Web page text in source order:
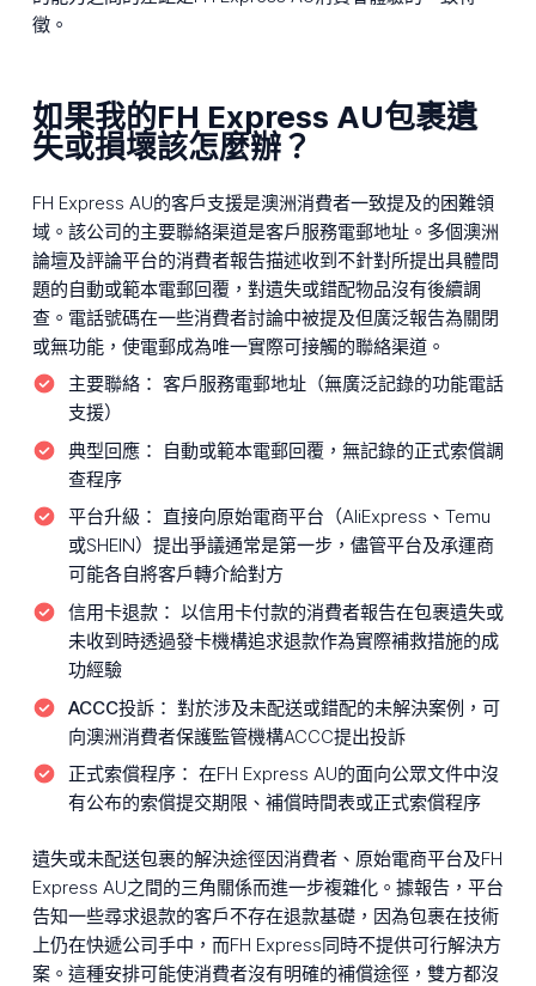
徵。
如果我的FH Express AU包裹遺
失或損壞該怎麼辦？
FH Express AU的客戶支援是澳洲消費者一致提及的困難領
域。該公司的主要聯絡渠道是客戶服務電郵地址。多個澳洲
論壇及評論平台的消費者報告描述收到不針對所提出具體問
題的自動或範本電郵回覆，對遺失或錯配物品沒有後續調
查。電話號碼在一些消費者討論中被提及但廣泛報告為關閉
或無功能，使電郵成為唯一實際可接觸的聯絡渠道。
主要聯絡： 客戶服務電郵地址（無廣泛記錄的功能電話
支援）
典型回應：
自動或範本電郵回覆，無記錄的正式索償調
查程序
平台升級： 直接向原始電商平台（AliExpress、Temu
或SHEIN）提出爭議通常是第一步，儘管平台及承運商
可能各自將客戶轉介給對方
信用卡退款： 以信用卡付款的消費者報告在包裹遺失或
未收到時透過發卡機構追求退款作為實際補救措施的成
功經驗
ACCC投訴： 對於涉及未配送或錯配的未解決案例，可
向澳洲消費者保護監管機構ACCC提出投訴
正式索償程序： 在FH Express AU的面向公眾文件中沒
有公布的索償提交期限、補償時間表或正式索償程序
遺失或未配送包裹的解決途徑因消費者、原始電商平台及FH
Express AU之間的三角關係而進一步複雜化。據報告，平台
告知一些尋求退款的客戶不存在退款基礎，因為包裹在技術
上仍在快遞公司手中，而FH Express同時不提供可行解決方
案。這種安排可能使消費者沒有明確的補償途徑，雙方都沒